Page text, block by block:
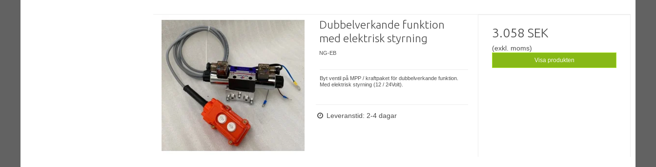
Dubbelverkande funktion
med elektrisk styrning
NG-EB
Byt ventil på MPP / ​​kraftpaket för dubbelverkande funktion.
Med elektrisk styrning (12 / 24Volt).
Leveranstid: 2-4 dagar
3.058 SEK
(exkl. moms)
Visa produkten